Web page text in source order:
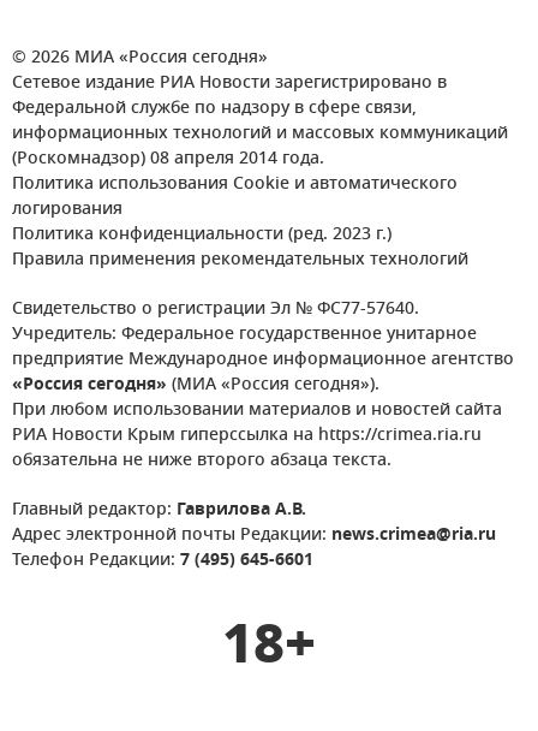
© 2026 МИА «Россия сегодня»
Сетевое издание РИА Новости зарегистрировано в
Федеральной службе по надзору в сфере связи,
информационных технологий и массовых коммуникаций
(Роскомнадзор) 08 апреля 2014 года.
Политика использования Cookie и автоматического
логирования
Политика конфиденциальности (ред. 2023 г.)
Правила применения рекомендательных технологий
Свидетельство о регистрации Эл № ФС77-57640.
Учредитель: Федеральное государственное унитарное
предприятие Международное информационное агентство
«Россия сегодня» (МИА «Россия сегодня»).
При любом использовании материалов и новостей сайта
РИА Новости Крым гиперссылка на https://crimea.ria.ru
обязательна не ниже второго абзаца текста.
Главный редактор: Гаврилова А.В.
Адрес электронной почты Редакции: news.crimea@ria.ru
Телефон Редакции: 7 (495) 645-6601
18+